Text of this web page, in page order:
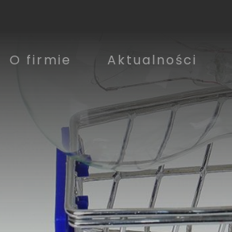
O firmie Aktualności